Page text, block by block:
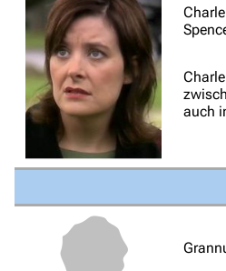
Administrations-
Löschantrag
Vandalismus
Technik-Zentrale
Admin-Anfragen
Kontakt
Übersicht
auch